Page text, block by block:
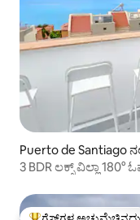
Puerto de Santiago
3 BDR ಲಕ್ಸ್ ವಿಲ್ಲಾ